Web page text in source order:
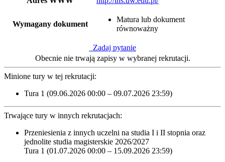
Wymagany dokument
Matura lub dokument
równoważny
Zadaj pytanie
Obecnie nie trwają zapisy w wybranej rekrutacji.
Minione tury w tej rekrutacji:
Tura 1 (09.06.2026 00:00 – 09.07.2026 23:59)
Trwające tury w innych rekrutacjach:
Przeniesienia z innych uczelni na studia I i II stopnia oraz
jednolite studia magisterskie 2026/2027
Tura 1 (01.07.2026 00:00 – 15.09.2026 23:59)